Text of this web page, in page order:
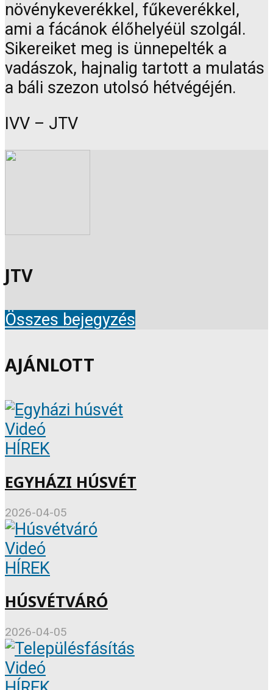
növénykeverékkel, fűkeverékkel,
ami a fácánok élőhelyéül szolgál.
Sikereiket meg is ünnepelték a
vadászok, hajnalig tartott a mulatás
a báli szezon utolsó hétvégéjén.
IVV – JTV
JTV
Összes bejegyzés
AJÁNLOTT
Videó
HÍREK
EGYHÁZI HÚSVÉT
2026-04-05
Videó
HÍREK
HÚSVÉTVÁRÓ
2026-04-05
Videó